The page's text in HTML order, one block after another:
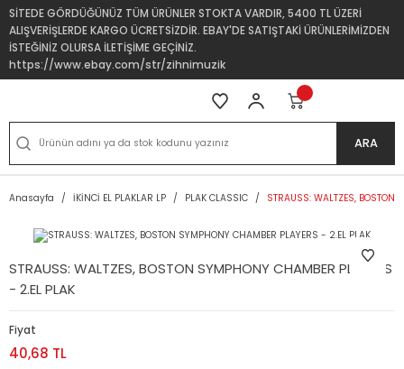
SİTEDE GÖRDÜĞÜNÜZ TÜM ÜRÜNLER STOKTA VARDIR, 5400 TL ÜZERİ
ALIŞVERİŞLERDE KARGO ÜCRETSİZDİR. EBAY'DE SATIŞTAKİ ÜRÜNLERİMİZDEN
İSTEĞİNİZ OLURSA İLETİŞİME GEÇİNİZ.
https://www.ebay.com/str/zihnimuzik
ARA
Anasayfa İKİNCİ EL PLAKLAR LP PLAK CLASSIC STRAUSS: WALTZES, BOSTON
STRAUSS: WALTZES, BOSTON SYMPHONY CHAMBER PLAYERS
- 2.EL PLAK
Fiyat
40,68 TL